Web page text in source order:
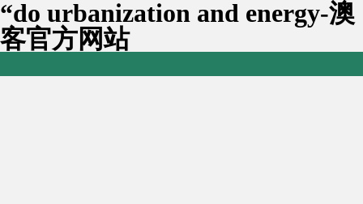
“do urbanization and energy-澳
客官方网站